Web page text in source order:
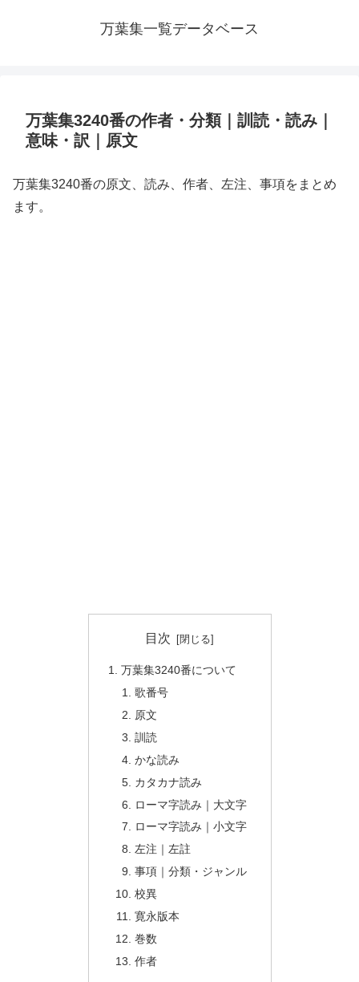
万葉集一覧データベース
万葉集3240番の作者・分類｜訓読・読み｜
意味・訳｜原文
万葉集3240番の原文、読み、作者、左注、事項をまとめ
ます。
目次
万葉集3240番について
歌番号
原文
訓読
かな読み
カタカナ読み
ローマ字読み｜大文字
ローマ字読み｜小文字
左注｜左註
事項｜分類・ジャンル
校異
寛永版本
巻数
作者